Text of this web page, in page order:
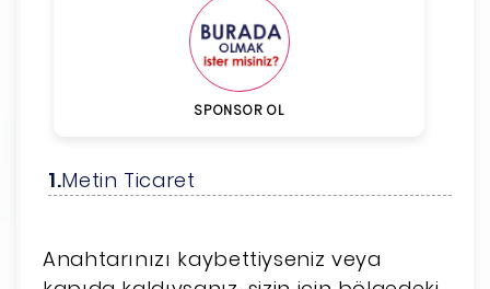
SPONSOR OL
Metin Ticaret
Anahtarınızı kaybettiyseniz veya